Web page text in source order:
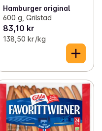
Hamburger original
600 g, Grilstad
83,10 kr
138,50 kr /kg